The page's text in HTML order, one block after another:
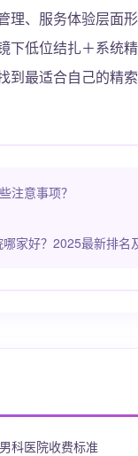
理、服务体验层面
下低位结扎＋系统
到最适合自己的精
注意事项？
家好？2025最新排
科医院收费标准